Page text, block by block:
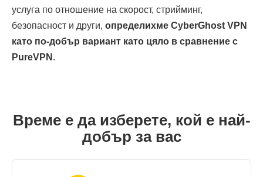
услуга по отношение на скорост, стрийминг,
безопасност и други, определихме CyberGhost VPN
като по-добър вариант като цяло в сравнение с
PureVPN .
Време е да изберете, кой е най-
добър за вас